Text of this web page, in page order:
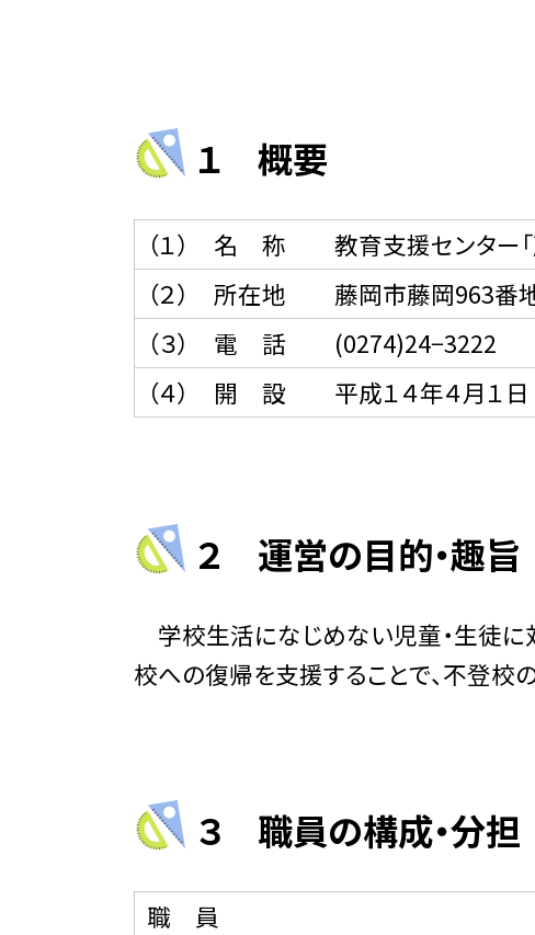
１ 概要
（１） 名 称 教育支援センター「
（２） 所在地 藤岡市藤岡963番
（３） 電 話 (0274)24−3222
（４） 開 設 平成１４年４月１日
２ 運営の目的・趣旨
学校生活になじめない児童・生徒に
校への復帰を支援することで、不登校
３ 職員の構成・分担
職 員